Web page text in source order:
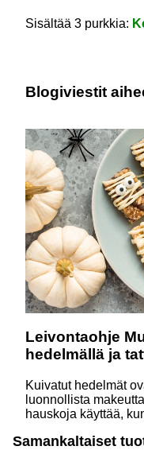
Sisältää 3 purkkia:
Blogiviestit
Leivontaohje
hedelmällä ja
Kuivatut hedelmät
luonnollista
hauskoja käyttää,
herkullisia reseptejä,
Samankaltaiset